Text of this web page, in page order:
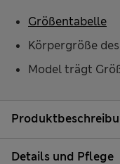
Details und Pflege
Körpergröße
Model trägt
Größentabelle